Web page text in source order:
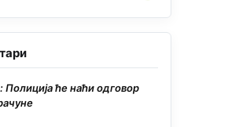
ће наћи одговор